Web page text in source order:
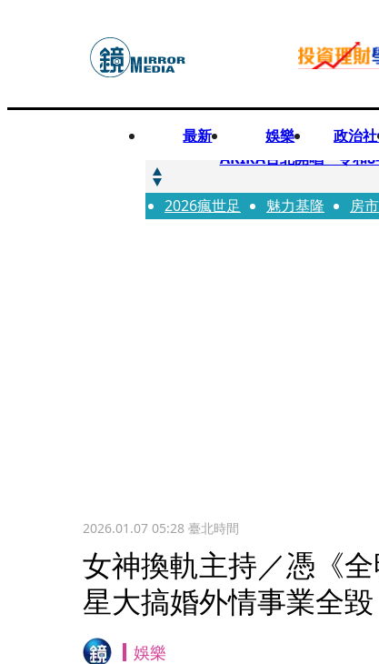
最新 娛樂 政治
快訊
AKIRA台北開唱「令和
快訊
台灣新冠期間沒疫苗可
2026瘋世足 魅力基隆 房
2026.01.07 05:28臺北時間
女神換軌主持／憑《
星大搞婚外情事業全毀
娛樂